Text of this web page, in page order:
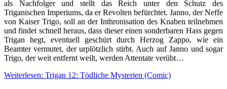
als Nachfolger und stellt das Reich unter den Schutz des
Triganischen Imperiums, da er Revolten befürchtet. Janno, der Neffe
von Kaiser Trigo, soll an der Inthronisation des Knaben teilnehmen
und findet schnell heraus, dass dieser einen sonderbaren Hass gegen
Trigan hegt, eventuell geschürt durch Herzog Zappo, wie ein
Beamter vermutet, der urplötzlich stirbt. Auch auf Janno und sogar
Trigo, der weit entfernt weilt, werden Attentate verübt…
Weiterlesen: Trigan 12: Tödliche Mysterien (Comic)